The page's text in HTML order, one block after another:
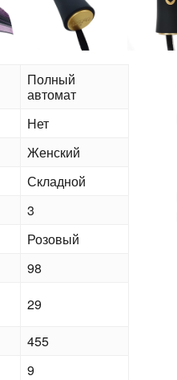
Полный
автомат
Нет
Женский
Складной
3
Розовый
98
29
455
9